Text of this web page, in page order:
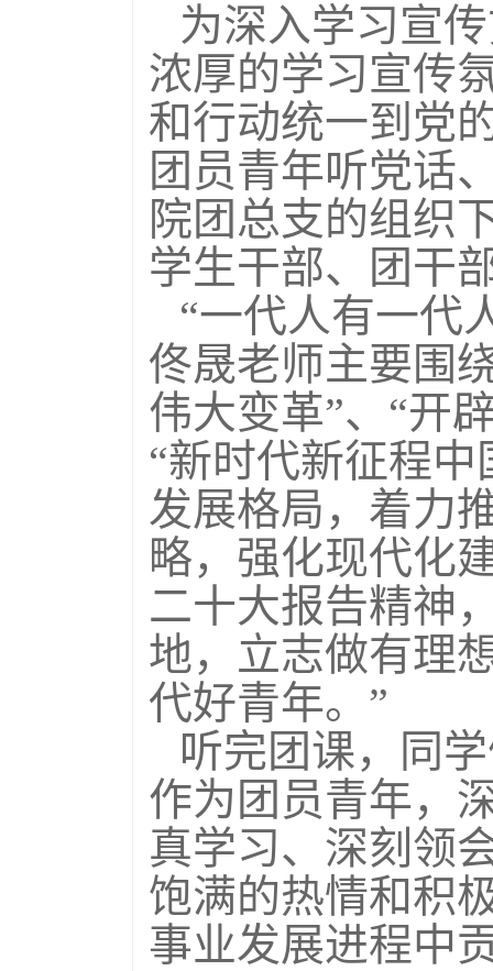
为深入学习宣
浓厚的学习宣传
和行动统一到党
团员青年听党话
院团总支的组织
学生干部、团干
“一代人有一代
佟晟老师主要围
伟大变革”、“开
“新时代新征程
发展格局，着力
略，强化现代化
二十大报告精神
地，立志做有理
代好青年。”
听完团课，同
作为团员青年，
真学习、深刻领
饱满的热情和积
事业发展进程中